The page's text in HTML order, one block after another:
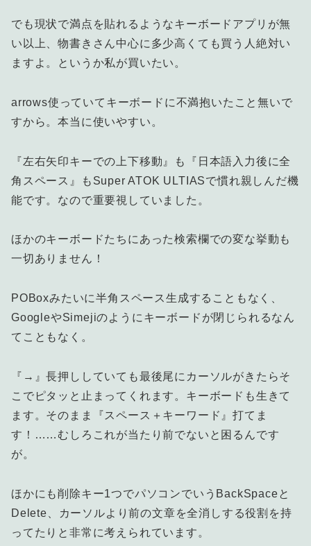
でも現状で満点を貼れるようなキーボードアプリが無
い以上、物書きさん中心に多少高くても買う人絶対い
ますよ。というか私が買いたい。
arrows使っていてキーボードに不満抱いたこと無いで
すから。本当に使いやすい。
『左右矢印キーでの上下移動』も『日本語入力後に全
角スペース』もSuper ATOK ULTIASで慣れ親しんだ機
能です。なので重要視していました。
ほかのキーボードたちにあった検索欄での変な挙動も
一切ありません！
POBoxみたいに半角スペース生成することもなく、
GoogleやSimejiのようにキーボードが閉じられるなん
てこともなく。
『→』長押ししていても最後尾にカーソルがきたらそ
こでピタッと止まってくれます。キーボードも生きて
ます。そのまま『スペース＋キーワード』打てま
す！……むしろこれが当たり前でないと困るんです
が。
ほかにも削除キー1つでパソコンでいうBackSpaceと
Delete、カーソルより前の文章を全消しする役割を持
ってたりと非常に考えられています。